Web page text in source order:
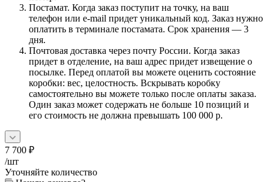
Постамат. Когда заказ поступит на точку, на ваш
телефон или e-mail придет уникальный код. Заказ нужно
оплатить в терминале постамата. Срок хранения — 3
дня.
Почтовая доставка через почту России. Когда заказ
придет в отделение, на ваш адрес придет извещение о
посылке. Перед оплатой вы можете оценить состояние
коробки: вес, целостность. Вскрывать коробку
самостоятельно вы можете только после оплаты заказа.
Один заказ может содержать не больше 10 позиций и
его стоимость не должна превышать 100 000 р.
7 700 ₽
/шт
Уточняйте количество